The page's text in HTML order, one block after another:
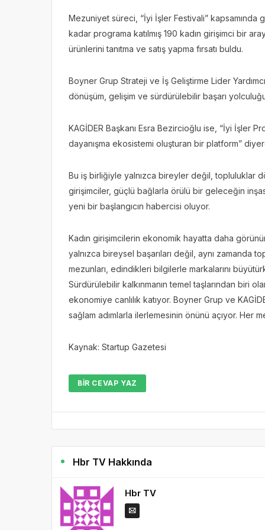
Mezuniyet süreci, “İyi İşler Festivali” kapsamında
kadar programa katılmış 190 kadın girişimci bir
ürünlerini tanıtma ve satış yapma fırsatı buldu.
Boyner Grup Strateji ve İş Geliştirme Lider
dönüşüm, gelişim ve sürdürülebilir başarı
KAGİDER Başkanı Esra Bezircioğlu ise, “İyi İşler
dayanışma ekosistemi oluşturan bir platform”
Bu iş birliğiyle yalnızca bireyler değil, topluluklar
girişimciler, güçlü bağlarla örülü bir geleceğin
yeni bir başlangıcın habercisi oluyor.
Kadın girişimcilerin ekonomik hayatta daha
yalnızca bireysel başarıları değil, aynı zamanda
mezunları, edindikleri bilgilerle markalarını
Sürdürülebilir kalkınmanın temel taşlarından biri
ekonomiye canlılık katıyor. Boyner Grup ve
sağlam adımlarla ilerlemesinin önünü açıyor. Her
Kaynak: Startup Gazetesi
BIR CEVAP YAZ
Hbr TV Hakkında
Hbr TV